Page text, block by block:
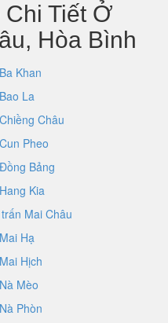
Tiết Ở
Hòa Bình
Khan
La
Châu
Pheo
Bảng
Kia
Mai Châu
Hạ
Hịch
Mèo
Phòn